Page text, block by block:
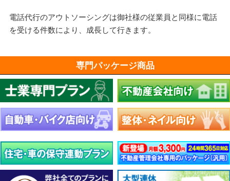
電話代行のアウトソーシングは御社様の従業員と同様に電話
を受ける件数により、成長して行きます。
専門パッケージ商品